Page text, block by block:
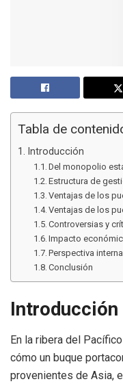
Tabla de
Introducción
Del monopolio
Estructura de
Ventajas de los
Ventajas de los
Controversias y
Impacto
Perspectiva
Conclusión
Introducción
En la ribera del
cómo un buque
provenientes de Asia,